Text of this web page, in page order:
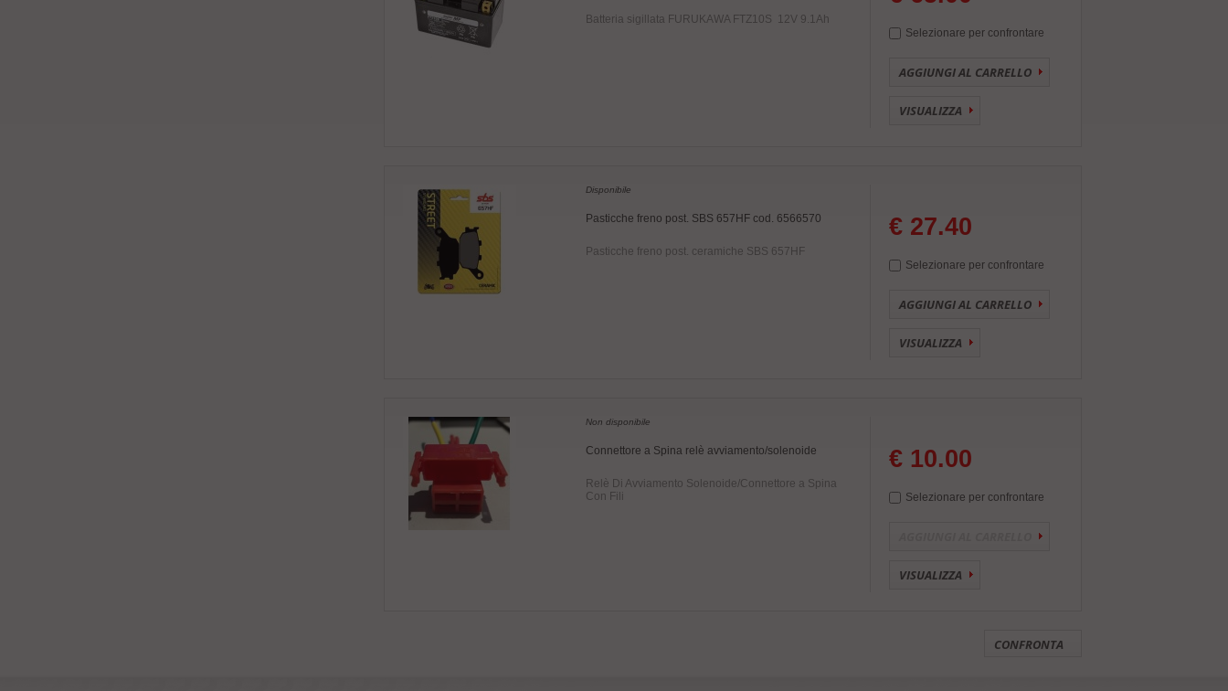
Batteria sigillata FURUKAWA FTZ10S 12V 9.1Ah
Selezionare per confrontare
AGGIUNGI AL CARRELLO
VISUALIZZA
Disponibile
Pasticche freno post. SBS 657HF cod. 6566570
Pasticche freno post. ceramiche SBS 657HF
€ 27.40
Selezionare per confrontare
AGGIUNGI AL CARRELLO
VISUALIZZA
Non disponibile
Connettore a Spina relè avviamento/solenoide
Relè Di Avviamento Solenoide/Connettore a Spina
Con Fili
€ 10.00
Selezionare per confrontare
VISUALIZZA